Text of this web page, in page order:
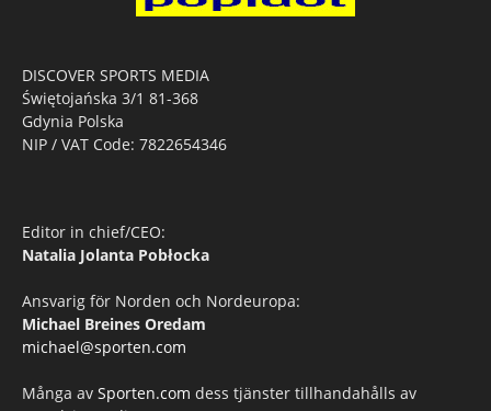
DISCOVER SPORTS MEDIA
Świętojańska 3/1 81-368
Gdynia Polska
NIP / VAT Code: 7822654346
Editor in chief/CEO:
Natalia Jolanta Pobłocka
Ansvarig för Norden och Nordeuropa:
Michael Breines Oredam
michael@sporten.com
Många av Sporten.com dess tjänster tillhandahålls av